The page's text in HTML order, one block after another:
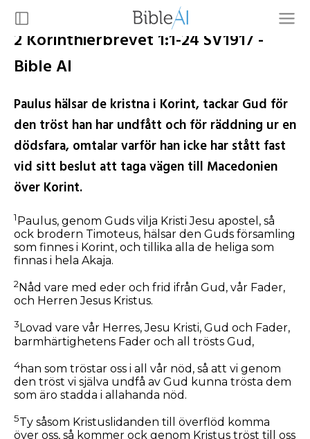
2 Korinthierbrevet 1:1-24 SV1917 -
Bible AI
Paulus hälsar de kristna i Korint, tackar Gud för
den tröst han har undfått och för räddning ur en
dödsfara, omtalar varför han icke har stått fast
vid sitt beslut att taga vägen till Macedonien
över Korint.
1Paulus, genom Guds vilja Kristi Jesu apostel, så
ock brodern Timoteus, hälsar den Guds församling
som finnes i Korint, och tillika alla de heliga som
finnas i hela Akaja.
2 Nåd vare med eder och frid ifrån Gud, vår Fader,
och Herren Jesus Kristus.
3 Lovad vare vår Herres, Jesu Kristi, Gud och Fader,
barmhärtighetens Fader och all trösts Gud,
4han som tröstar oss i all vår nöd, så att vi genom
den tröst vi själva undfå av Gud kunna trösta dem
som äro stadda i allahanda nöd.
5Ty såsom Kristuslidanden till överflöd komma
över oss, så kommer ock genom Kristus tröst till oss